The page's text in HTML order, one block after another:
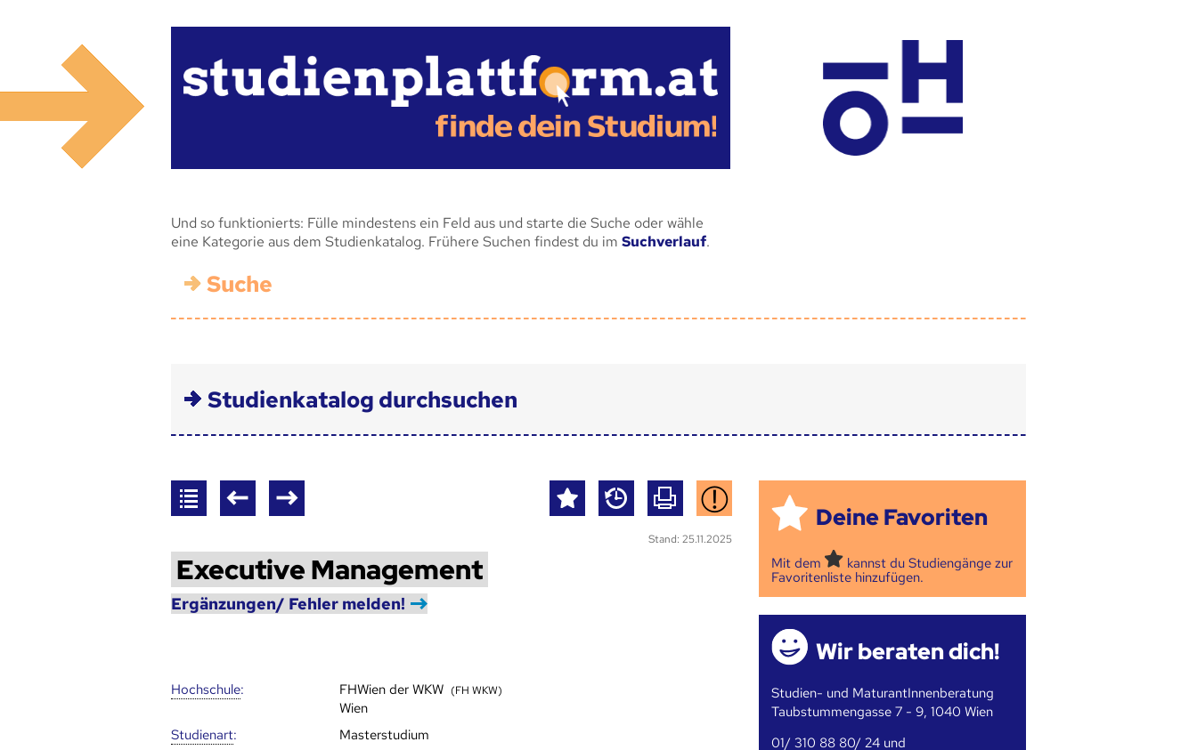
Und so funktionierts: Fülle mindestens ein Feld aus und starte die Suche oder wähle
eine Kategorie aus dem Studienkatalog. Frühere Suchen findest du im Suchverlauf.
Suche
Studienkatalog durchsuchen
Stand: 25.11.2025
Executive Management
Ergänzungen/ Fehler melden!
Hoch­schule: FHWien der WKW (FH WKW)
Wien
Studienart:
Masterstudium
Deine Favoriten
Mit dem
kannst du Studiengänge zur
Favoritenliste hinzufügen.
Wir beraten dich!
Studien- und MaturantInnenberatung
Taubstummengasse 7 - 9, 1040 Wien
01/ 310 88 80/ 24 und